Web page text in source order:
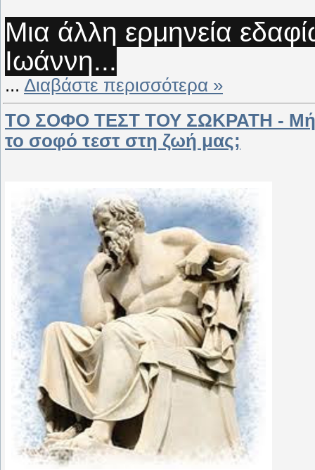
Μια άλλη ερμηνεία
Ιωάννη...
... Διαβάστε περισσότερα »
ΤΟ ΣΟΦΟ ΤΕΣΤ ΤΟΥ ΣΩΚΡΑΤΗ -
το σοφό τεστ στη ζωή μας;